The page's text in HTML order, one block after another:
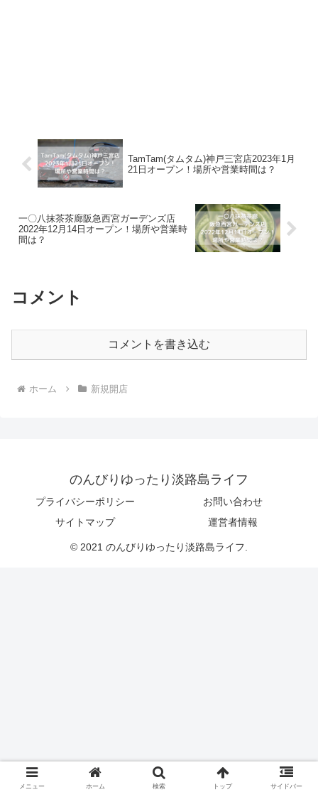
TamTam(タムタム)神戸三宮店2023年1月
21日オープン！場所や営業時間は？
一〇八抹茶茶廊阪急西宮ガーデンズ店
2022年12月14日オープン！場所や営業時
間は？
コメント
コメントを書き込む
ホーム 新規開店
のんびりゆったり淡路島ライフ
プライバシーポリシー
お問い合わせ
サイトマップ
運営者情報
© 2021 のんびりゆったり淡路島ライフ.
メニュー ホーム 検索 トップ サイドバー